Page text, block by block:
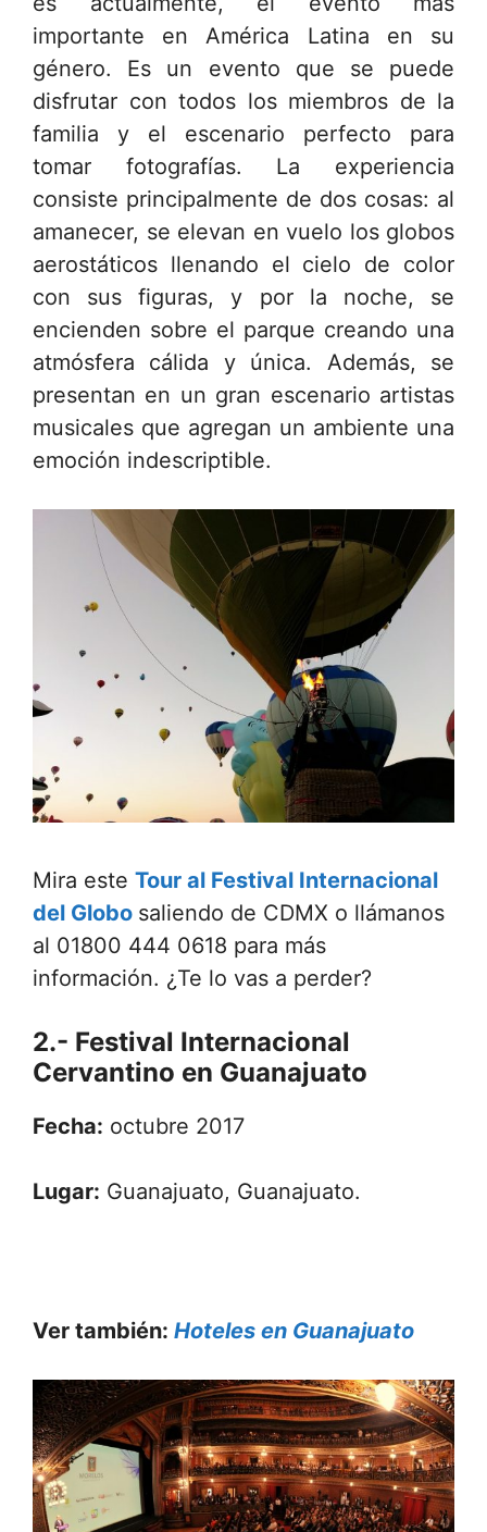
importante en América Latina en su
género. Es un evento que se puede
disfrutar con todos los miembros de la
familia y el escenario perfecto para
tomar fotografías. La experiencia
consiste principalmente de dos cosas: al
amanecer, se elevan en vuelo los globos
aerostáticos llenando el cielo de color
con sus figuras, y por la noche, se
encienden sobre el parque creando una
atmósfera cálida y única. Además, se
presentan en un gran escenario artistas
musicales que agregan un ambiente una
emoción indescriptible.
Mira este Tour al Festival Internacional
del Globo saliendo de CDMX o llámanos
al 01800 444 0618 para más
información. ¿Te lo vas a perder?
2.- Festival Internacional
Cervantino en Guanajuato
Fecha: octubre 2017
Lugar: Guanajuato, Guanajuato.
Ver también: Hoteles en Guanajuato